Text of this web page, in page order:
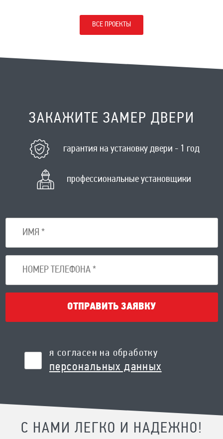
ВСЕ ПРОЕКТЫ
ЗАКАЖИТЕ ЗАМЕР ДВЕРИ
гарантия на установку двери - 1 год
профессиональные установщики
ОТПРАВИТЬ ЗАЯВКУ
я согласен на обработку
персональных данных
С НАМИ ЛЕГКО И НАДЕЖНО!